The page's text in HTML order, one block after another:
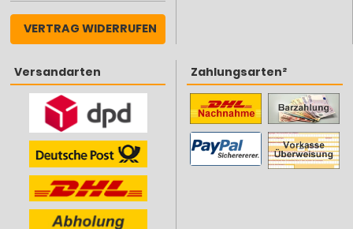
VERTRAG WIDERRUFEN
Versandarten Zahlungsarten²